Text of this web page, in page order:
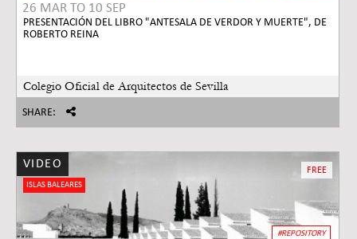
26 MAR TO 10 SEP
PRESENTACIÓN DEL LIBRO "ANTESALA DE VERDOR Y MUERTE", DE
ROBERTO REINA
Colegio Oficial de Arquitectos de Sevilla
SHARE:
VIDEO
ISLAS BALEARES
FREE
#REPOSITORY